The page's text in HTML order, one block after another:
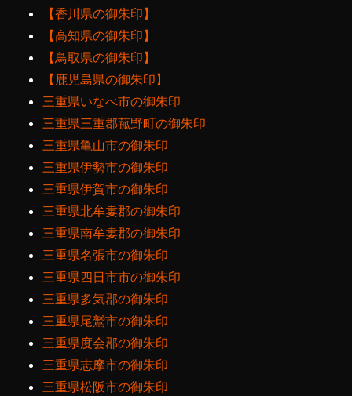
【香川県の御朱印】
【高知県の御朱印】
【鳥取県の御朱印】
【鹿児島県の御朱印】
三重県いなべ市の御朱印
三重県三重郡菰野町の御朱印
三重県亀山市の御朱印
三重県伊勢市の御朱印
三重県伊賀市の御朱印
三重県北牟婁郡の御朱印
三重県南牟婁郡の御朱印
三重県名張市の御朱印
三重県四日市市の御朱印
三重県多気郡の御朱印
三重県尾鷲市の御朱印
三重県度会郡の御朱印
三重県志摩市の御朱印
三重県松阪市の御朱印